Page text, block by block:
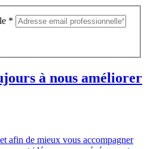
*
à nous améliorer
afin de mieux vous accompagner